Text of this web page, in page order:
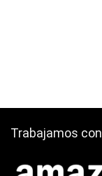
Trabajamos con